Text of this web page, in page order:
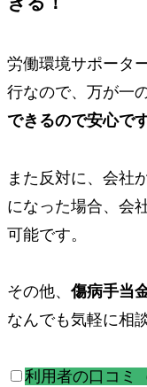
労働環境サポータ
行なので、万が一
できるので安心です
また反対に、会社
になった場合、 会
可能です。
その他、傷病手当
なんでも気軽に相
利用者の口コミ